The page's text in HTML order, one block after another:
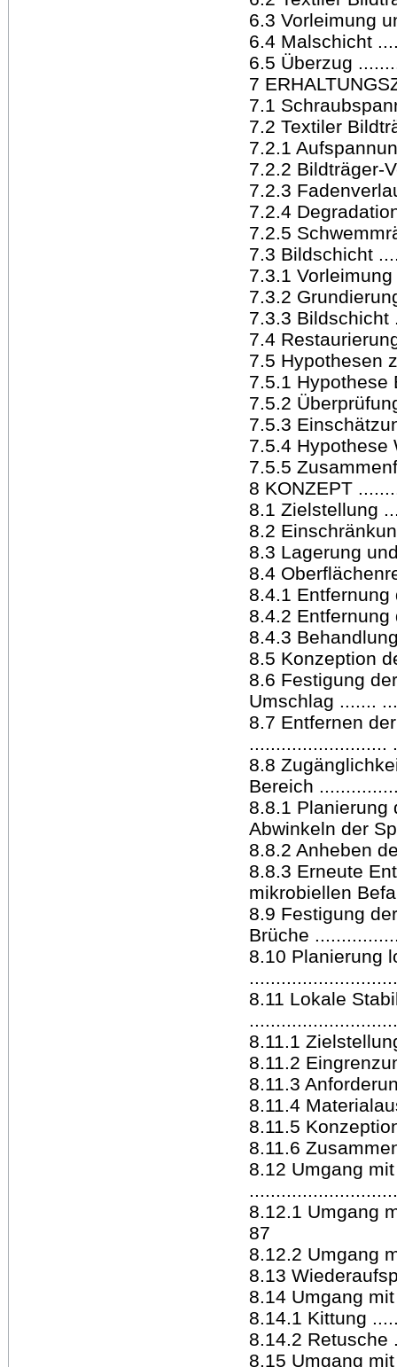
6.3 Vorleimung
6.4 Malschicht
6.5 Überzug
7
7.1
7.2 Textiler
7.2.1
7.2.2 Bildträger-
7.2.3
7.2.4
7.2.5
7.3 Bildschicht
7.3.1
7.3.2
7.3.3 Bildschicht
7.4
7.5 Hypothesen
7.5.1 Hypothese
7.5.2
7.5.3
7.5.4 Hypothese
7.5.5
8 KONZEPT
8.1 Zielstellung
8.2
8.3 Lagerung
8.4
8.4.1
8.4.2
8.4.3
8.5 Konzeption
8.6 Festigung
Umschlag .......
8.7 Entfernen
..........................
8.8
Bereich
8.8.1 Planierung
Abwinkeln der
8.8.2 Anheben
8.8.3 Erneute
mikrobiellen
8.9 Festigung
Brüche
8.10 Planierung
8.11 Lokale
8.11.1
8.11.2
8.11.3
8.11.4
8.11.5
8.11.6
8.12 Umgang
8.12.1 Umgang
87
8.12.2 Umgang
8.13
8.14 Umgang
8.14.1 Kittung
8.14.2 Retusche
8.15 Umgang